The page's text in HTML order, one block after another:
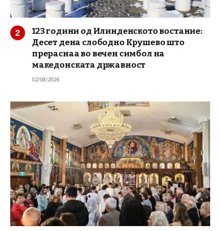
123 години од Илинденското востание:
Десет дена слободно Крушево што
прераснаа во вечен симбол на
македонската државност
02/08/2026